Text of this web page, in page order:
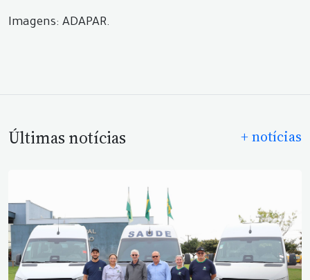
Imagens: ADAPAR.
Últimas notícias + notícias